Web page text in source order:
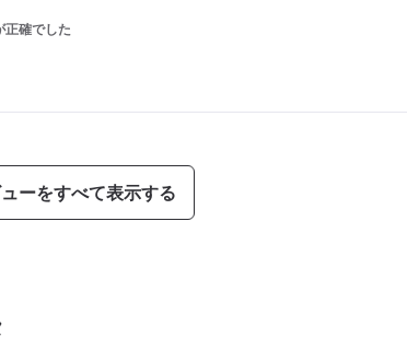
正確でした
ーをすべて表示する